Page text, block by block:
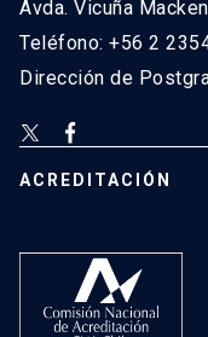
Avda. Vicuña
Teléfono: +56 2
Dirección de
ACREDITACIÓN